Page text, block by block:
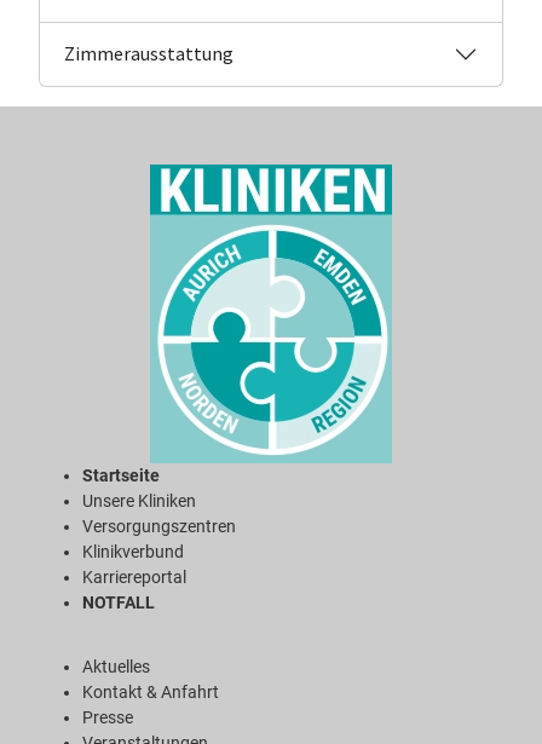
Zimmerausstattung
Startseite
Unsere Kliniken
Versorgungszentren
Klinikverbund
Karriereportal
NOTFALL
Aktuelles
Kontakt & Anfahrt
Presse